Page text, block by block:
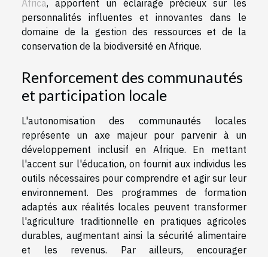
Africa, apportent un éclairage précieux sur les
personnalités influentes et innovantes dans le
domaine de la gestion des ressources et de la
conservation de la biodiversité en Afrique.
Renforcement des communautés
et participation locale
L'autonomisation des communautés locales
représente un axe majeur pour parvenir à un
développement inclusif en Afrique. En mettant
l'accent sur l'éducation, on fournit aux individus les
outils nécessaires pour comprendre et agir sur leur
environnement. Des programmes de formation
adaptés aux réalités locales peuvent transformer
l'agriculture traditionnelle en pratiques agricoles
durables, augmentant ainsi la sécurité alimentaire
et les revenus. Par ailleurs, encourager